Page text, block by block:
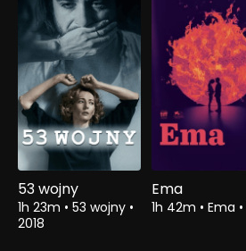
53 wojny
1h 23m • 53 wojny •
2018
Ema
1h 42m • Ema •